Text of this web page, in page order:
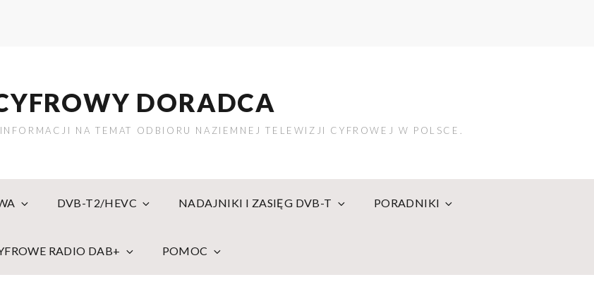
DORADCA
NA TEMAT ODBIORU NAZIEMNEJ TELEWIZJI CYFROWEJ W POLSCE.
DVB-T2/HEVC NADAJNIKI I ZASIĘG DVB-T PORADNIKI
RADIO DAB+ POMOC